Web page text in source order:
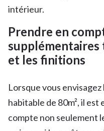
intérieur.
Prendre en
supplémentaires
et les finitions
Lorsque vous envisagez
habitable de 80m², il
compte non seulement